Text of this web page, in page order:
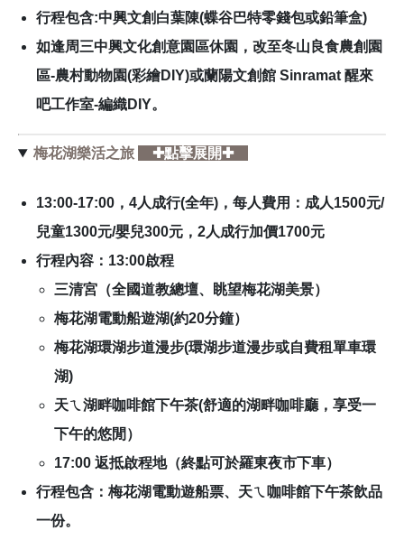
行程包含:中興文創白葉陳(蝶谷巴特零錢包或鉛筆盒)
如逢周三中興文化創意園區休園，改至冬山良食農創園
區-農村動物園(彩繪DIY)或蘭陽文創館 Sinramat 醒來
吧工作室-編織DIY。
梅花湖樂活之旅 ✚點擊展開✚
13:00-17:00 ，4人成行(全年)，每人費用：成人1500元/
兒童1300元/嬰兒300元，2人成行加價1700元
行程內容： 13:00啟程
三清宮（全國道教總壇、眺望梅花湖美景）
梅花湖電動船遊湖(約20分鐘）
梅花湖環湖步道漫步(環湖步道漫步或自費租單車環
湖)
天ㄟ湖畔咖啡館下午茶(舒適的湖畔咖啡廳，享受一
下午的悠閒）
17:00 返抵啟程地（終點可於羅東夜市下車）
行程包含：梅花湖電動遊船票、天ㄟ咖啡館下午茶飲品
一份。